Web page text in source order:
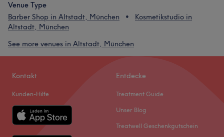
Venue Type
Barber Shop in Altstadt, München
Kosmetikstudio in
Altstadt, München
See more venues in Altstadt, München
Kontakt
Kunden-Hilfe
Entdecke
Treatment Guide
Unser Blog
Treatwell Geschenkgutschein